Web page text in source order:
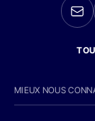
MIEUX NOUS